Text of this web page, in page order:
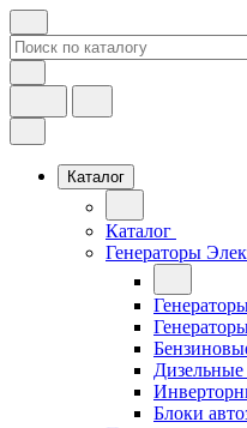
Каталог
Каталог
Генераторы
Дизельные
Блоки